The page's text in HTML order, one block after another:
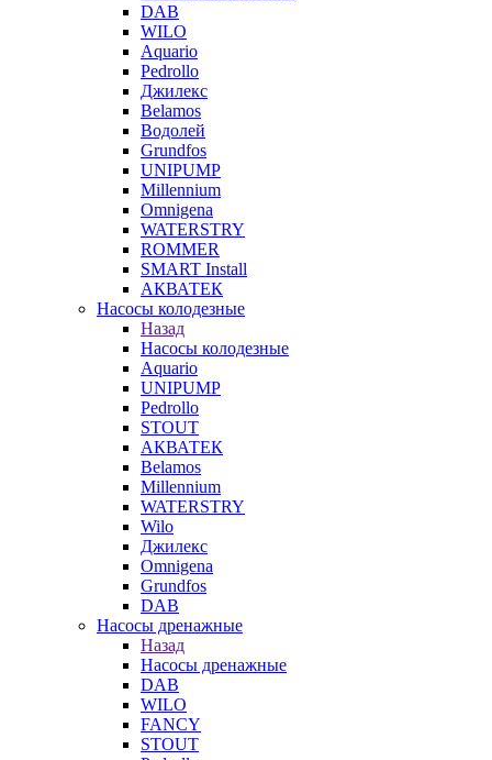
DAB
WILO
Aquario
Pedrollo
Джилекс
Belamos
Водолей
Grundfos
UNIPUMP
Millennium
Omnigena
WATERSTRY
ROMMER
SMART Install
АКВАТЕК
Насосы колодезные
Назад
Насосы колодезные
Aquario
UNIPUMP
Pedrollo
STOUT
АКВАТЕК
Belamos
Millennium
WATERSTRY
Wilo
Джилекс
Omnigena
Grundfos
DAB
Насосы дренажные
Назад
Насосы дренажные
DAB
WILO
FANCY
STOUT